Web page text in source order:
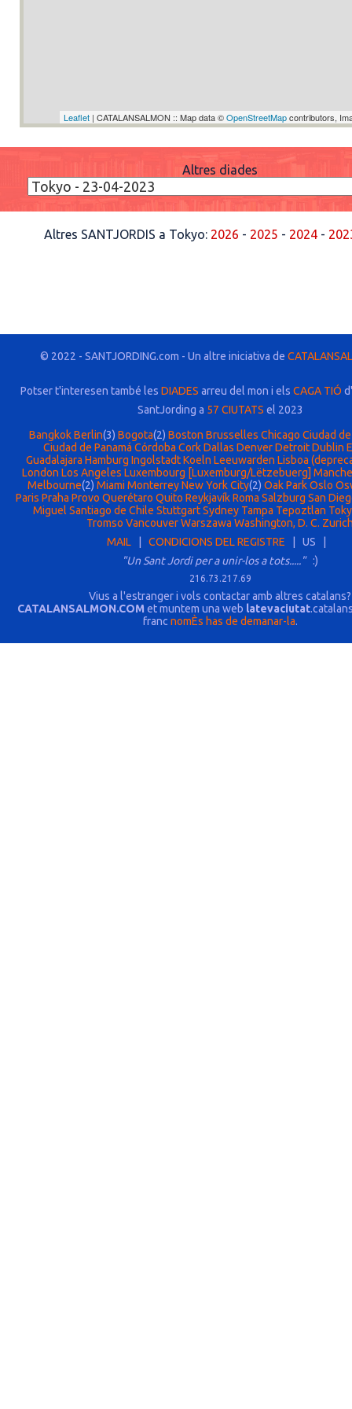
Leaflet | CATALANSALMON :: Map data ©OpenStreetMapcontributors,
Altres diades
Altres SANTJORDIS a Tokyo: 2026 - 2025 - 2024 -
© 2022 - SANTJORDING.com - Un altre iniciativa de
Potser t'interesen també les DIADES arreu del mon i els CAGA TIÓ
SantJording a 57 CIUTATS el 2023
BangkokBerlin(3) Bogota(2) Boston Brusselles Chicago Ciudad
Ciudad de Panamá Córdoba CorkDallas DenverDetroitDublin
Guadalajara Hamburg IngolstadtKoeln Leeuwarden Lisboa
London Los Angeles Luxembourg [Luxemburg/Lëtzebuerg]
Melbourne(2) Miami MonterreyNew York City(2) Oak ParkOslo
Paris Praha Provo Querétaro Quito ReykjavíkRoma Salzburg San
Miguel Santiago de Chile StuttgartSydney Tampa Tepoztlan
Tromso VancouverWarszawa Washington, D. C.
MAIL
CONDICIONS DEL REGISTRE | US |
"Un Sant Jordi per a unir-los a tots.....":)
216.73.217.69
Vius a l'estranger i vols contactar amb altres catalans?
CATALANSALMON.COM et muntem una web latevaciutat
franc nomÈs has de demanar-la.